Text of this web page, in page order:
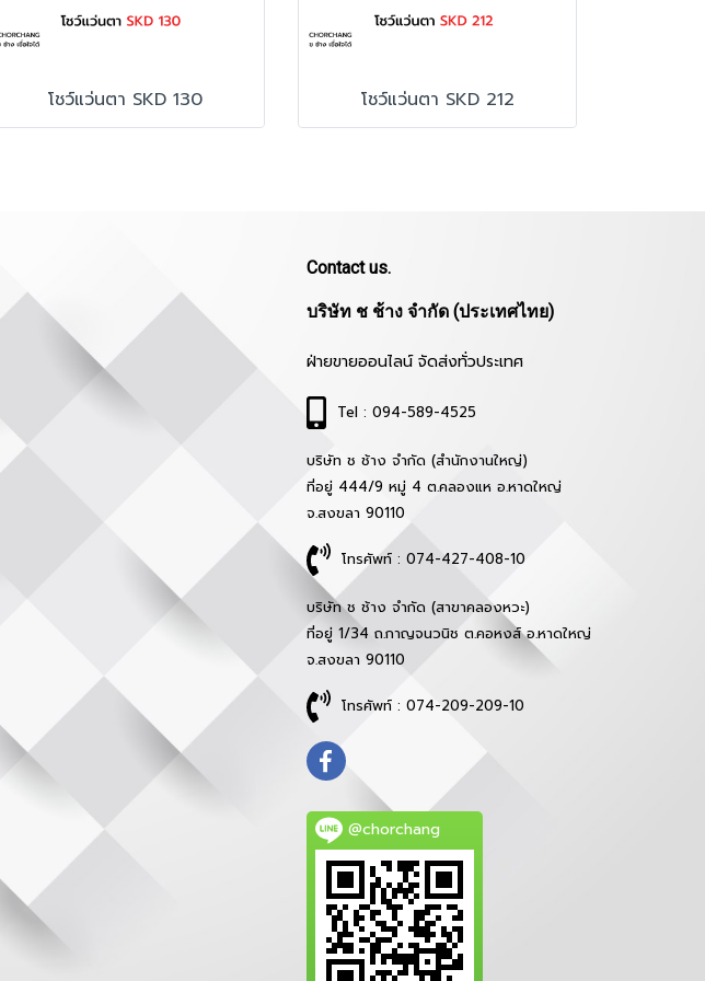
โชว์แว่นตา SKD 130 โชว์แว่นตา SKD 212
Contact us.
บริษัท ช ช้าง จำกัด (ประเทศไทย)
ฝ่ายขายออนไลน์ จัดส่งทั่วประเทศ
Tel : 094-589-4525
บริษัท ช ช้าง จำกัด (สำนักงานใหญ่)
ที่อยู่ 444/9 หมู่ 4 ต.คลองแห อ.หาดใหญ่
จ.สงขลา 90110
โทรศัพท์ : 074-427-408-10
บริษัท ช ช้าง จำกัด (สาขาคลองหวะ)
ที่อยู่ 1/34 ถ.กาญจนวนิช ต.คอหงส์ อ.หาดใหญ่
จ.สงขลา 90110
โทรศัพท์ : 074-209-209-10
@chorchang